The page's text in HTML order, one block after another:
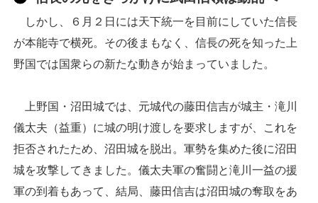
しかし、６月２日には天下統一を目前にしていた信長
が本能寺で横死。その後まもなく、信長の死を知った上
野国では国衆らの新たな動きが始まっていました。
上野国・沼田城では、元城代の藤田信吉が城主・滝川
儀太夫（益重）に城の明け渡しを要求しますが、これを
拒否されたため、沼田城を脱出。軍勢を集めた後に沼田
城を攻撃してきました。儀太夫軍の奮闘と滝川一益の援
軍の到着もあって、結局、藤田信吉は沼田城の奪取をあ